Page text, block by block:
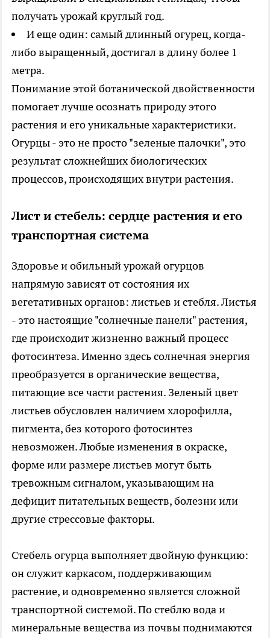
получать урожай круглый год.
И еще один: самый длинный огурец, когда-
либо выращенный, достигал в длину более 1
метра.
Понимание этой ботанической двойственности
помогает лучше осознать природу этого
растения и его уникальные характеристики.
Огурцы - это не просто "зеленые палочки", это
результат сложнейших биологических
процессов, происходящих внутри растения.
Лист и стебель: сердце растения и его
транспортная система
Здоровье и обильный урожай огурцов
напрямую зависят от состояния их
вегетативных органов: листьев и стебля. Листья
- это настоящие "солнечные панели" растения,
где происходит жизненно важный процесс
фотосинтеза. Именно здесь солнечная энергия
преобразуется в органические вещества,
питающие все части растения. Зеленый цвет
листьев обусловлен наличием хлорофилла,
пигмента, без которого фотосинтез
невозможен. Любые изменения в окраске,
форме или размере листьев могут быть
тревожным сигналом, указывающим на
дефицит питательных веществ, болезни или
другие стрессовые факторы.
Стебель огурца выполняет двойную функцию:
он служит каркасом, поддерживающим
растение, и одновременно является сложной
транспортной системой. По стеблю вода и
минеральные вещества из почвы поднимаются